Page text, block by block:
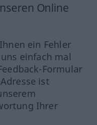
Online
ein Fehler
einfach mal
Formular
ist
Ihrer